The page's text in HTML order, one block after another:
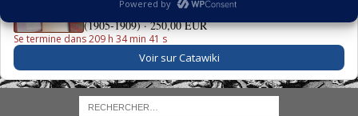
La Grande Danse Macabre des Vifs - Martin van Maële
(1905-1909) ·250,00 EUR
Se termine dans 209 h 34 min 39 s
Voir sur Catawiki